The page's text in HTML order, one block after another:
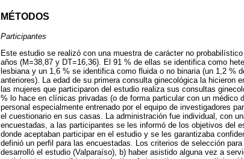
MÉTODOS
Participantes
Este estudio se realizó con una muestra de carácter no
años (M=38,87 y DT=16,36). El 91 % de ellas se identifica como
lesbiana y un 1,6 % se identifica como fluida o no binaria (un 1,2 %
anteriores). La edad de su primera consulta ginecológica la hicieron
las mujeres que participaron del estudio realiza sus consultas
% lo hace en clínicas privadas (o de forma particular con un médico
personal especialmente entrenado por el equipo de investigadores
el cuestionario en sus casas. La administración fue individual, con
encuestadas, a las participantes se les informó de los objetivos del
donde aceptaban participar en el estudio y se les garantizaba
definió un perfil para las encuestadas. Los criterios de selección
desarrolló el estudio (Valparaíso), b) haber asistido alguna vez a